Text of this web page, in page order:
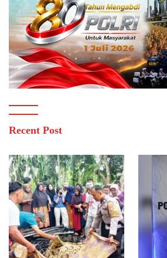
Recent Post